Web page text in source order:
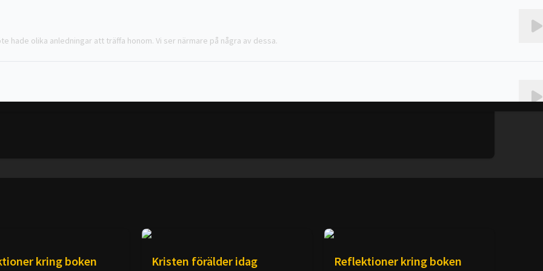
hade olika anledningar att träffa honom. Vi ser närmare på några av dessa.
kring boken
Kristen förälder idag
Reflektioner kring boken